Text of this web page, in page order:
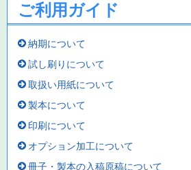
ご利用ガイド
納期について
試し刷りについて
取扱い用紙について
製本について
印刷について
オプション加工について
冊子・製本の入稿原稿について